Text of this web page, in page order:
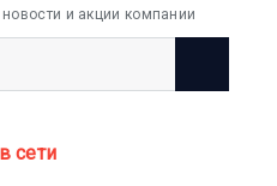
и акции компании
сети